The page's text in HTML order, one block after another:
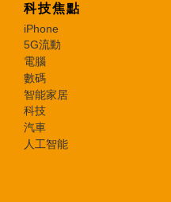
科技焦點
iPhone
5G流動
電腦
數碼
智能家居
科技
汽車
人工智能